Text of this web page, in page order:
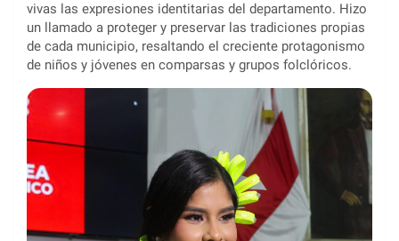
vivas las expresiones identitarias del departamento. Hizo
un llamado a proteger y preservar las tradiciones propias
de cada municipio, resaltando el creciente protagonismo
de niños y jóvenes en comparsas y grupos folclóricos.